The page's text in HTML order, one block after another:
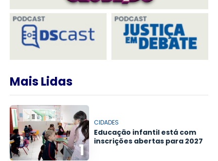
Mais Lidas
1
CIDADES
Educação infantil está com
inscrições abertas para 2027